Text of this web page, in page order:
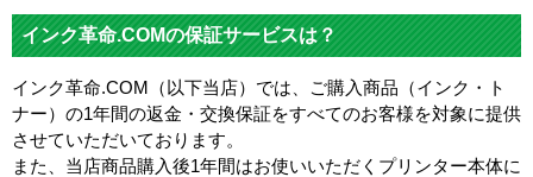
インク革命.COMの保証サービスは？
インク革命.COM（以下当店）では、ご購入商品（インク・ト
ナー）の1年間の返金・交換保証をすべてのお客様を対象に提供
させていただいております。
また、当店商品購入後1年間はお使いいただくプリンター本体に